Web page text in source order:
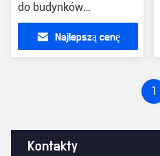
Kontakty
do budynków
mieszkalnych i
komercyjnych poziomu
2 OCPP1.6J 7 kW
Najlepszą cenę
1